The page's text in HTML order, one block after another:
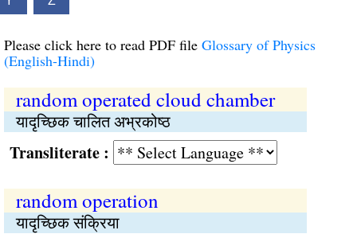
Please click here to read PDF file Glossary of Physics
(English-Hindi)
random operated cloud chamber
यादृच्छिक चालित अभ्रकोष्ठ
:
random operation
यादृच्छिक संक्रिया